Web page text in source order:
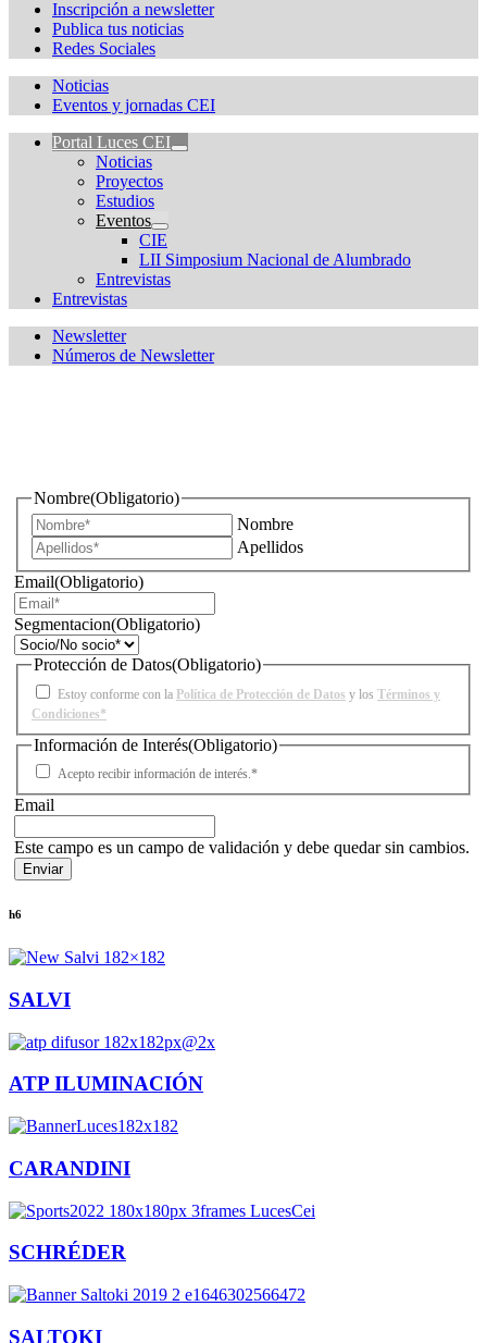
Inscripción a newsletter
Publica tus noticias
Redes Sociales
Noticias
Eventos y jornadas CEI
Portal Luces CEI
Noticias
Proyectos
Estudios
Eventos
CIE
LII Simposium Nacional de Alumbrado
Entrevistas
Entrevistas
Newsletter
Números de Newsletter
Nombre(Obligatorio)
Nombre
Apellidos
Email(Obligatorio)
Segmentacion(Obligatorio)
Protección de Datos(Obligatorio)
Estoy conforme con la Política de Protección de Datos y los Términos y
Condiciones*
Información de Interés(Obligatorio)
Acepto recibir información de interés.*
Email
Este campo es un campo de validación y debe quedar sin cambios.
h6
SALVI
ATP ILUMINACIÓN
CARANDINI
SCHRÉDER
SALTOKI